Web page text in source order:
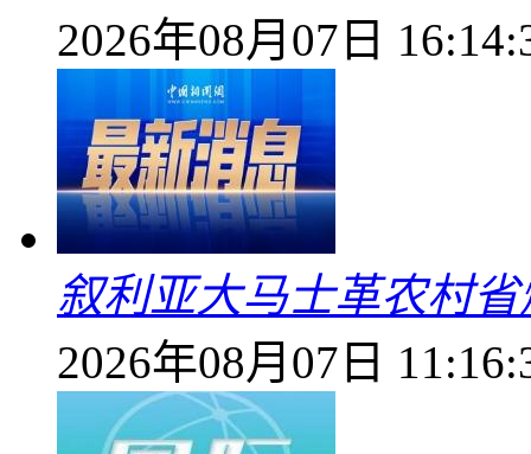
2026年08月07日
叙利亚大马士革农村
2026年08月07日